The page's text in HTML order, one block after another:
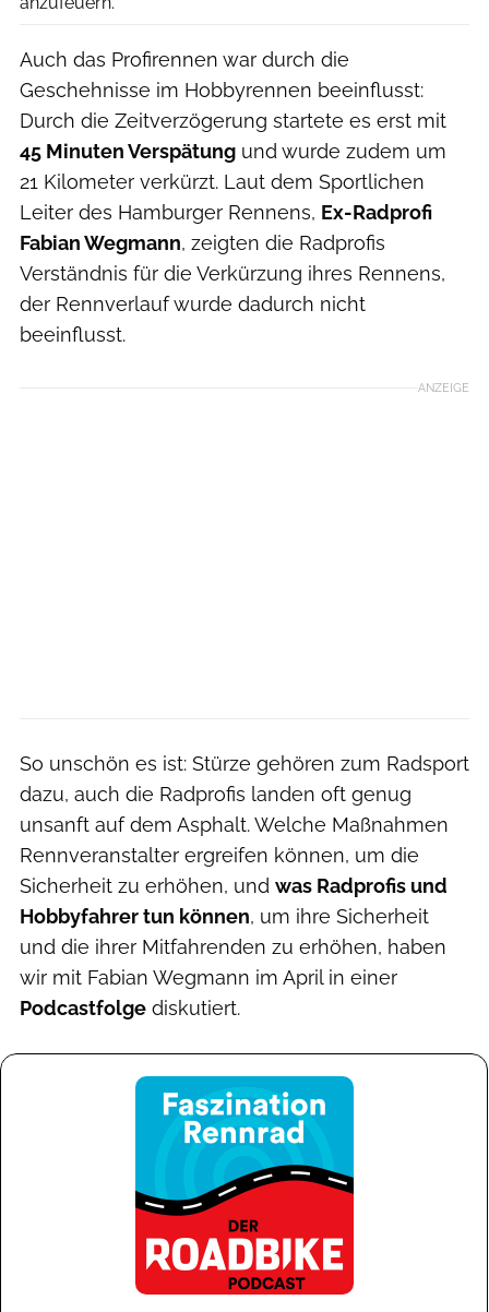
Auch das Profirennen war durch die
Geschehnisse im Hobbyrennen beeinflusst:
Durch die Zeitverzögerung startete es erst mit
45 Minuten Verspätung und wurde zudem um
21 Kilometer verkürzt. Laut dem Sportlichen
Leiter des Hamburger Rennens, Ex-Radprofi
Fabian Wegmann, zeigten die Radprofis
Verständnis für die Verkürzung ihres Rennens,
der Rennverlauf wurde dadurch nicht
beeinflusst.
ANZEIGE
So unschön es ist: Stürze gehören zum Radsport
dazu, auch die Radprofis landen oft genug
unsanft auf dem Asphalt. Welche Maßnahmen
Rennveranstalter ergreifen können, um die
Sicherheit zu erhöhen, und was Radprofis und
Hobbyfahrer tun können, um ihre Sicherheit
und die ihrer Mitfahrenden zu erhöhen, haben
wir mit Fabian Wegmann im April in einer
Podcastfolge diskutiert.